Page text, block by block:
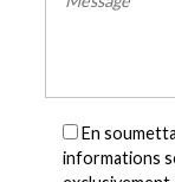
En
informations